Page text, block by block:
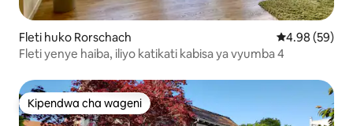
Fleti huko Rorschach Ukadiriaji wa
4.98 (59)
Fleti yenye haiba, iliyo katikati kabisa ya vyumba 4
Kipendwa cha wageni
Kipendwa cha wageni